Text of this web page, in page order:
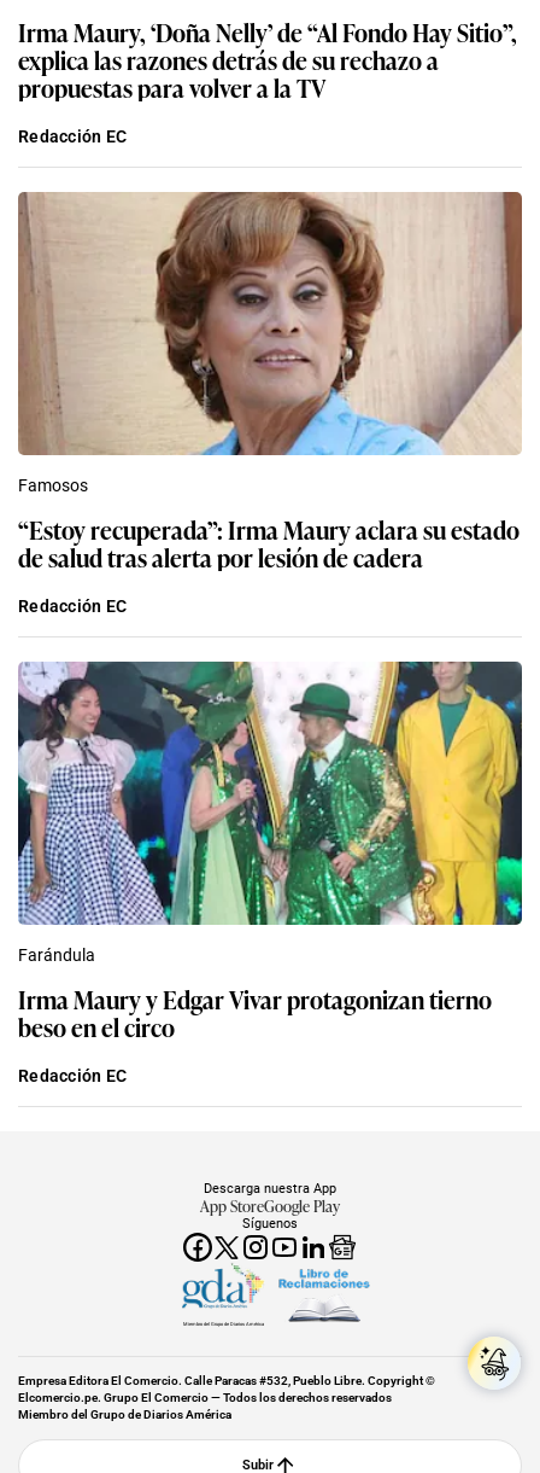
Irma Maury, ‘Doña Nelly’ de “Al Fondo Hay Sitio”,
explica las razones detrás de su rechazo a
propuestas para volver a la TV
Redacción EC
Famosos
“Estoy recuperada”: Irma Maury aclara su estado
de salud tras alerta por lesión de cadera
Redacción EC
Farándula
Irma Maury y Edgar Vivar protagonizan tierno
beso en el circo
Redacción EC
Síguenos
Descarga nuestra App
App StoreGoogle Play
Miembro del Grupo de Diarios América
Empresa Editora El Comercio. Calle Paracas #532, Pueblo Libre. Copyright ©
Elcomercio.pe. Grupo El Comercio — Todos los derechos reservados
Miembro del Grupo de Diarios América
Subir